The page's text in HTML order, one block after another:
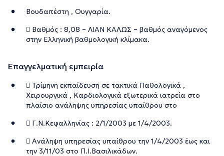
Βουδαπέστη , Ουγγαρία.
 Βαθμός : 8,08 – ΛΙΑΝ ΚΑΛΩΣ – βαθμός αναγόμενος
στην Ελληνική βαθμολογική κλίμακα.
Επαγγελματική εμπειρία
 Τρίμηνη εκπαίδευση σε τακτικά Παθολογικά ,
Χειρουργικά , Καρδιολογικά εξωτερικά ιατρεία στο
πλαίσιο ανάληψης υπηρεσίας υπαίθρου στο
 Γ.Ν.Κεφαλληνίας : 2/1/2003 με 1/4/2003.
 Ανάληψη υπηρεσίας υπαίθρου την 1/4/2003 έως και
την 3/11/03 στο Π.Ι.Βασιλικάδων.